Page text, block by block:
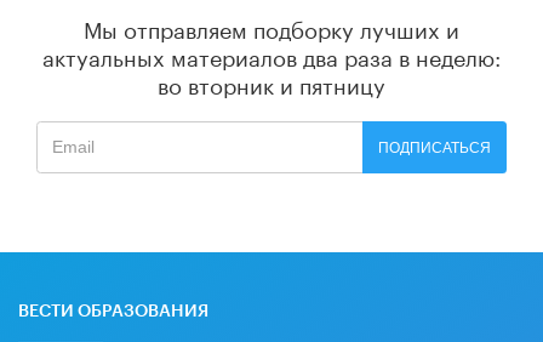
Мы отправляем подборку лучших и
актуальных материалов два раза в неделю:
во вторник и пятницу
ПОДПИСАТЬСЯ
ВЕСТИ ОБРАЗОВАНИЯ